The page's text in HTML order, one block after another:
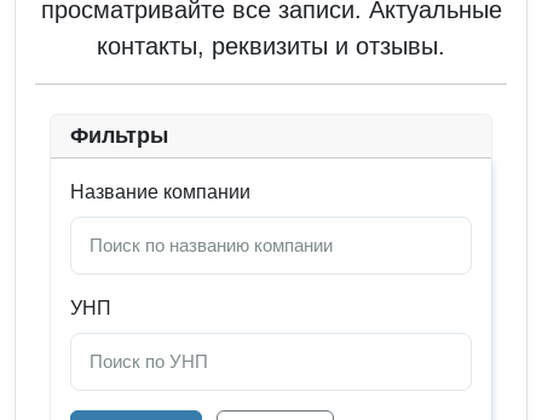
просматривайте все записи. Актуальные
контакты, реквизиты и отзывы.
Фильтры
Название компании
УНП